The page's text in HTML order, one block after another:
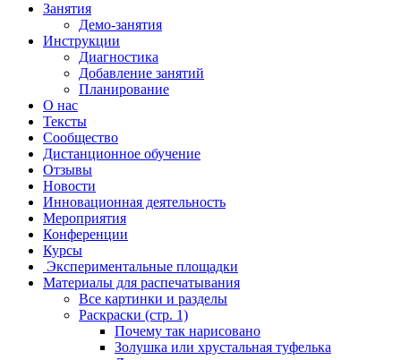
Занятия
Демо-занятия
Инструкции
Диагностика
Добавление занятий
Планирование
О нас
Тексты
Сообщество
Дистанционное обучение
Отзывы
Новости
Инновационная деятельность
Мероприятия
Конференции
Курсы
Экспериментальные площадки
Материалы для распечатывания
Все картинки и разделы
Раскраски (стр. 1)
Почему так нарисовано
Золушка или хрустальная туфелька